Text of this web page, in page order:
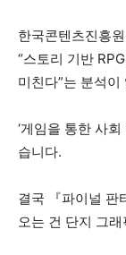
한국콘텐츠진흥
“스토리 기반
미친다”는 분석이
‘게임을 통한 사
습니다.
결국 『파이널 판
오는 건 단지 그